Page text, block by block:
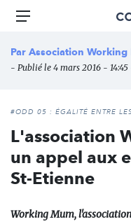
Aller
principal
des
Menu
Par Association Working
- Publié le 4 mars 2016 -
#ODD 05 : ÉGALITÉ ENTRE
L'association
un appel aux
St-Etienne
Working Mum,